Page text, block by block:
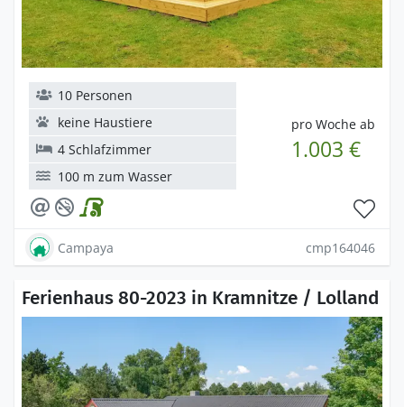
pro Woche ab
1.003 €
10 Personen
keine Haustiere
4 Schlafzimmer
100 m zum Wasser
Campaya cmp164046
Ferienhaus 80-2023 in Kramnitze / Lolland